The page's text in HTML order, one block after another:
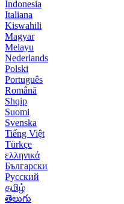
Indonesia
Italiana
Kiswahili
Magyar
Melayu
Nederlands
Polski
Português
Română
Shqip
Suomi
Svenska
Tiếng Việt
Türkçe
ελληνικά
Български
Русский
தமிழ்
తెలుగు